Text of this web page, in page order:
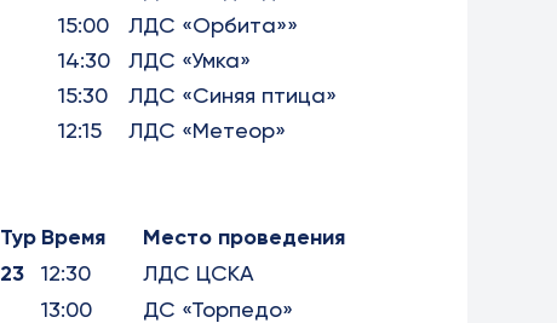
15:00
ЛДС «Орбита»»
14:30
ЛДС «Умка»
15:30
ЛДС «Синяя птица»
12:15 ЛДС «Метеор»
Тур Время
Место проведения
23 12:30
ЛДС ЦСКА
13:00
ДС «Торпедо»